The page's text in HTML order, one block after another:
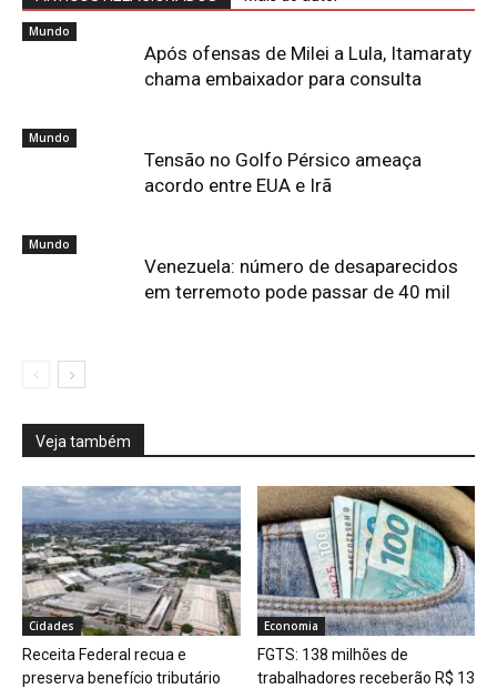
Mundo
Após ofensas de Milei a Lula, Itamaraty
chama embaixador para consulta
Mundo
Tensão no Golfo Pérsico ameaça
acordo entre EUA e Irã
Mundo
Venezuela: número de desaparecidos
em terremoto pode passar de 40 mil
Veja também
Cidades
Receita Federal recua e
preserva benefício tributário
Economia
FGTS: 138 milhões de
trabalhadores receberão R$ 13